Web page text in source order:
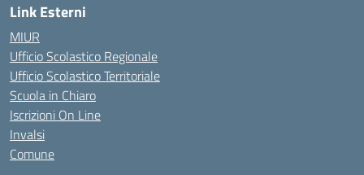
Link Esterni
MIUR
Ufficio Scolastico Regionale
Ufficio Scolastico Territoriale
Scuola in Chiaro
Iscrizioni On Line
Invalsi
Comune